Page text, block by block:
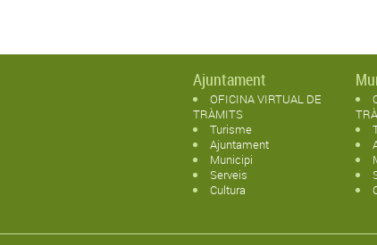
Ajuntament
OFICINA VIRTUAL DE
TRÀMITS
Turisme
Ajuntament
Municipi
Serveis
Cultura